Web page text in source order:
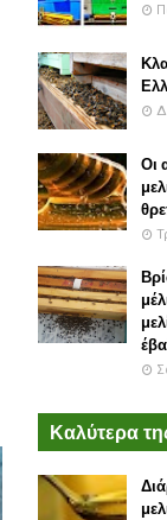
Οι
Καλύτερα